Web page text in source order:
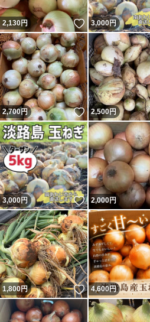
2,130円 いいね！
3,000円
2,700円 いいね！
2,500円
3,000円 いいね！
2,000円
1,800円 いいね！
4,600円